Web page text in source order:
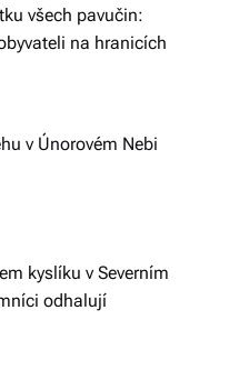
všech pavučin:
na hranicích
v Únorovém Nebi
kyslíku v Severním
odhalují